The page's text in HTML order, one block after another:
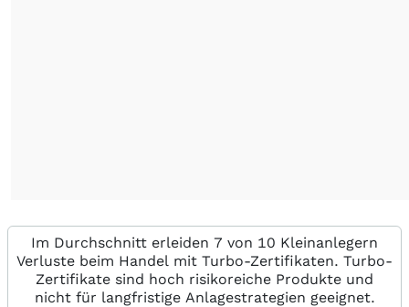
Im Durchschnitt erleiden 7 von 10 Kleinanlegern
Verluste beim Handel mit Turbo-Zertifikaten. Turbo-
Zertifikate sind hoch risikoreiche Produkte und
nicht für langfristige Anlagestrategien geeignet.